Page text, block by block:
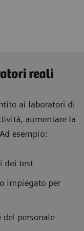
reali
ai laboratori di
aumentare la
esempio:
dei test
impiegato per
del personale